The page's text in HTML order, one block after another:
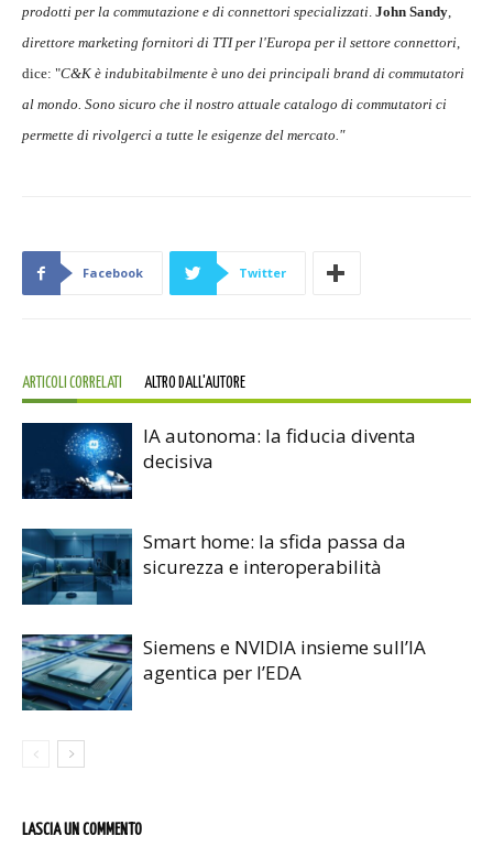
prodotti per la commutazione e di connettori specializzati. John Sandy,
direttore marketing fornitori di TTI per l'Europa per il settore connettori,
dice: "C&K è indubitabilmente è uno dei principali brand di commutatori
al mondo. Sono sicuro che il nostro attuale catalogo di commutatori ci
permette di rivolgerci a tutte le esigenze del mercato."
Facebook Twitter
ARTICOLI CORRELATI ALTRO DALL'AUTORE
IA autonoma: la fiducia diventa
decisiva
Smart home: la sfida passa da
sicurezza e interoperabilità
Siemens e NVIDIA insieme sull’IA
agentica per l’EDA
LASCIA UN COMMENTO